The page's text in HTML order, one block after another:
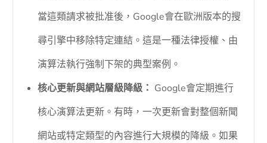
當這類請求被批准後，Google會在歐洲版本的搜
尋引擎中移除特定連結。這是一種法律授權、由
演算法執行強制下架的典型案例。
核心更新與網站層級降級： Google會定期進行
核心演算法更新。有時，一次更新會對整個新聞
網站或特定類型的內容進行大規模的降級。如果